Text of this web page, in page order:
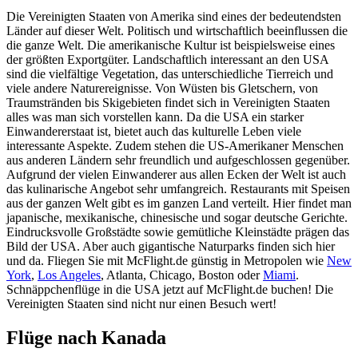
Die Vereinigten Staaten von Amerika sind eines der bedeutendsten
Länder auf dieser Welt. Politisch und wirtschaftlich beeinflussen die
die ganze Welt. Die amerikanische Kultur ist beispielsweise eines
der größten Exportgüter. Landschaftlich interessant an den USA
sind die vielfältige Vegetation, das unterschiedliche Tierreich und
viele andere Naturereignisse. Von Wüsten bis Gletschern, von
Traumstränden bis Skigebieten findet sich in Vereinigten Staaten
alles was man sich vorstellen kann. Da die USA ein starker
Einwandererstaat ist, bietet auch das kulturelle Leben viele
interessante Aspekte. Zudem stehen die US-Amerikaner Menschen
aus anderen Ländern sehr freundlich und aufgeschlossen gegenüber.
Aufgrund der vielen Einwanderer aus allen Ecken der Welt ist auch
das kulinarische Angebot sehr umfangreich. Restaurants mit Speisen
aus der ganzen Welt gibt es im ganzen Land verteilt. Hier findet man
japanische, mexikanische, chinesische und sogar deutsche Gerichte.
Eindrucksvolle Großstädte sowie gemütliche Kleinstädte prägen das
Bild der USA. Aber auch gigantische Naturparks finden sich hier
und da. Fliegen Sie mit McFlight.de günstig in Metropolen wie New
York, Los Angeles, Atlanta, Chicago, Boston oderMiami.
Schnäppchenflüge in die USA jetzt auf McFlight.de buchen! Die
Vereinigten Staaten sind nicht nur einen Besuch wert!
Flüge nach Kanada